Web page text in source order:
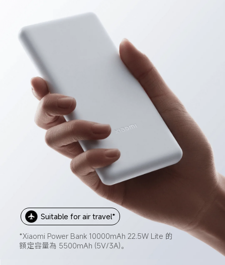
Suitable for air travel*
*Xiaomi Power Bank 10000mAh 22.5W Lite 的
額定容量為 5500mAh (5V/3A)。